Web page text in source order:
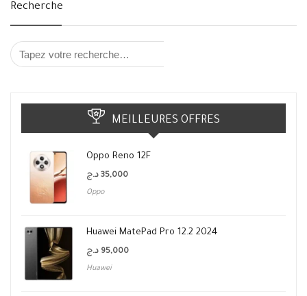
Recherche
MEILLEURES OFFRES
Oppo Reno 12F
35,000 د.ج
Oppo
Huawei MatePad Pro 12.2 2024
95,000 د.ج
Huawei